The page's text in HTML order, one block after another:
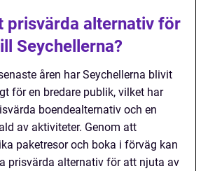
prisvärda alternativ för
Seychellerna?
åren har Seychellerna blivit
för en bredare publik, vilket har
boendealternativ och en
av aktiviteter. Genom att
paketresor och boka i förväg kan
prisvärda alternativ för att njuta av